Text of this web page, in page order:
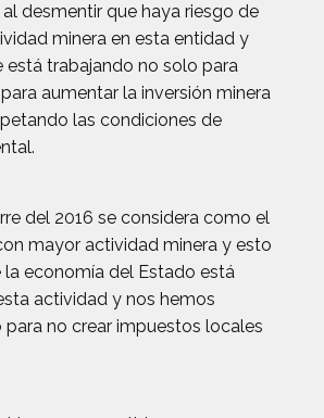
al desmentir que haya riesgo de
minera en esta entidad y
está trabajando no solo para
aumentar la inversión minera
las condiciones de
del 2016 se considera como el
mayor actividad minera y esto
la economía del Estado está
actividad y nos hemos
no crear impuestos locales